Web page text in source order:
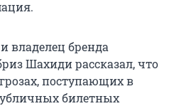
владелец бренда
Шахиди рассказал, что
поступающих в
билетных